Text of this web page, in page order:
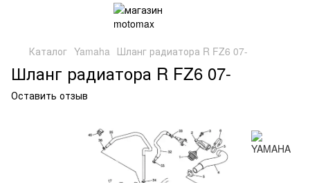
Каталог Yamaha Шланг радиатора R FZ6 07-
Шланг радиатора R FZ6 07-
Оставить отзыв